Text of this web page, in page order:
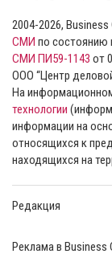
2004-2026, Business
СМИ по состоянию
СМИ ПИ59-1143 от
ООО “Центр
На
технологии
информации на
относящихся к
находящихся на
Редакция
Реклама в Business